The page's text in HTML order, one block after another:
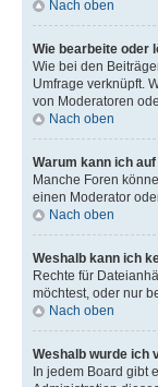
Nach oben
Wie bearbeite oder
Wie bei den
Umfrage verknüpft.
von Moderatoren
Nach oben
Warum kann ich
Manche Foren
einen Moderator
Nach oben
Weshalb kann ich
Rechte für
möchtest, oder nur
Nach oben
Weshalb wurde ich
In jedem Board gibt